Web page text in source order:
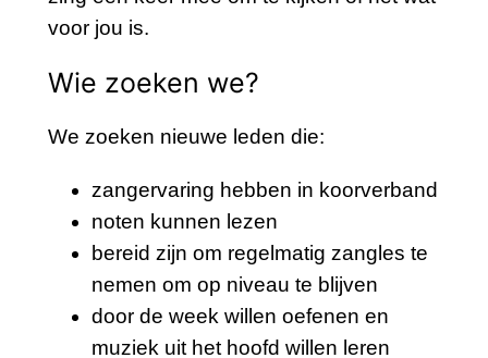
voor jou is.
Wie zoeken we?
We zoeken nieuwe leden die:
zangervaring hebben in koorverband
noten kunnen lezen
bereid zijn om regelmatig zangles te
nemen om op niveau te blijven
door de week willen oefenen en
muziek uit het hoofd willen leren